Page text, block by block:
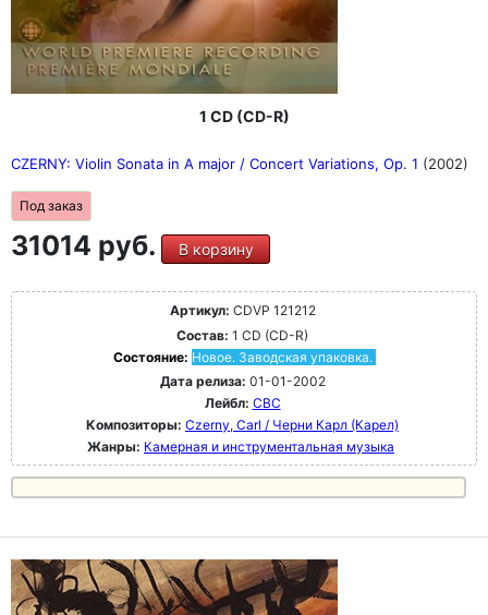
1 CD (CD-R)
CZERNY: Violin Sonata in A major / Concert Variations, Op. 1 (2002)
Под заказ
31014 руб. В корзину
Артикул: CDVP 121212
Состав: 1 CD (CD-R)
Состояние: Новое. Заводская упаковка.
Дата релиза: 01-01-2002
Лейбл: CBC
Композиторы: Czerny, Carl / Черни Карл (Карел)
Жанры: Камерная и инструментальная музыка